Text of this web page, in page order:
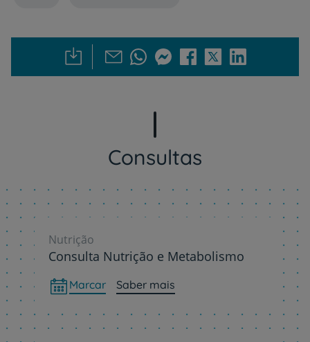
Consultas
Nutrição
Consulta Nutrição e Metabolismo
Marcar Saber mais